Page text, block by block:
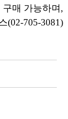
매 가능하며,
(02-705-3081)